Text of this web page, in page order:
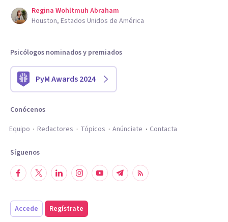
Regina Wohltmuh Abraham
Houston, Estados Unidos de América
Psicólogos nominados y premiados
PyM Awards 2024
Conócenos
Equipo
Redactores Tópicos Anúnciate Contacta
Síguenos
Accede Regístrate